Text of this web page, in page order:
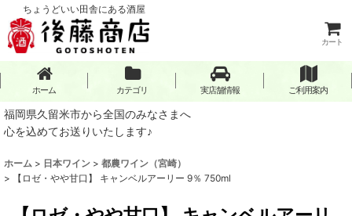
ちょうどいい田舎にある酒屋
カート
ホーム カテゴリ 実店舗情報 ご利用案内
福岡県久留米市から全国のみなさまへ
心を込めてお送りいたします♪
ホーム > 日本ワイン > 都農ワイン（宮崎）
>
【ロゼ・やや甘口】 キャンベルアーリー 9％ 750ml